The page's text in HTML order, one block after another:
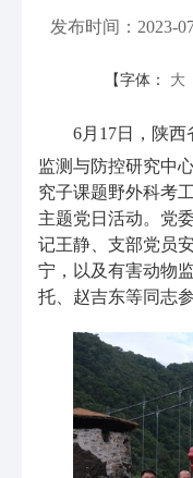
发布时间：2023-
【字体： 大
6月 17日，陕
监测与防控研究中
究子课题野外科考
主题党日活动。党
记王静、支部党员
宁，以及有害动物
托、赵吉东等同志